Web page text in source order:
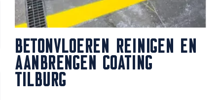
BETONVLOEREN REINIGEN EN
AANBRENGEN COATING
TILBURG